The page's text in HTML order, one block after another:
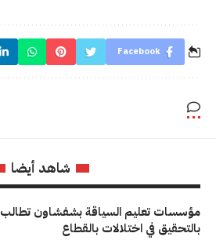
Facebook
شاهد أيضا
مؤسسات تعليم السياقة بشفشاون تطالب
بالتحقيق في اختلالات بالقطاع